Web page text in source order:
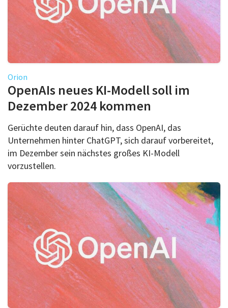
Orion
OpenAIs neues KI-Modell soll im
Dezember 2024 kommen
Gerüchte deuten darauf hin, dass OpenAI, das
Unternehmen hinter ChatGPT, sich darauf vorbereitet,
im Dezember sein nächstes großes KI-Modell
vorzustellen.